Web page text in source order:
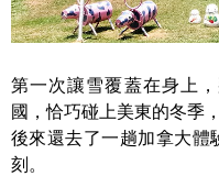
第一次讓雪覆蓋在身上
國，恰巧碰上美東的冬季，
後來還去了一趟加拿大體
刻。